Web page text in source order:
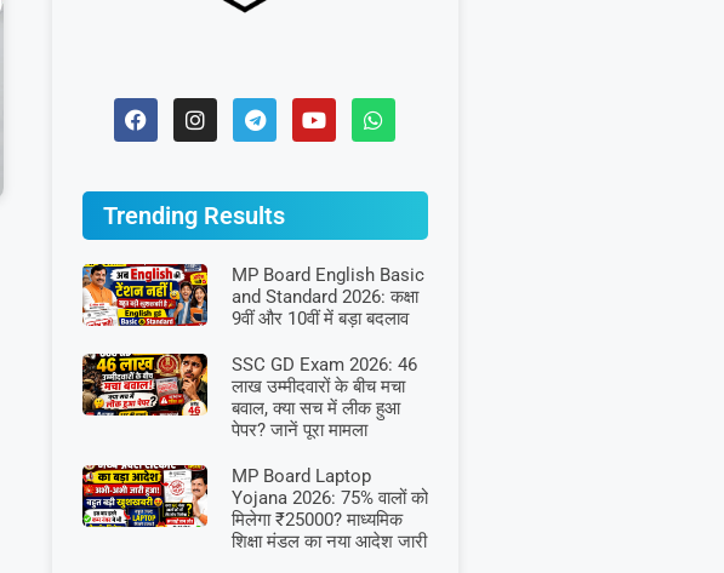
Trending Results
MP Board English Basic
and Standard 2026: कक्षा
9वीं और 10वीं में बड़ा बदलाव
SSC GD Exam 2026: 46
लाख उम्मीदवारों के बीच मचा
बवाल, क्या सच में लीक हुआ
पेपर? जानें पूरा मामला
MP Board Laptop
Yojana 2026: 75% वालों को
मिलेगा ₹25000? माध्यमिक
शिक्षा मंडल का नया आदेश जारी